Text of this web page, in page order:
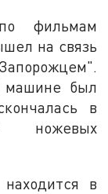
фильмам
на связь
машине был
в
ножевых
в